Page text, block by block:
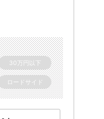
30万円以下
ロードサイド